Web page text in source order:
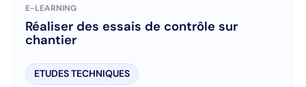
E-LEARNING
Réaliser des essais de contrôle sur
chantier
ETUDES TECHNIQUES